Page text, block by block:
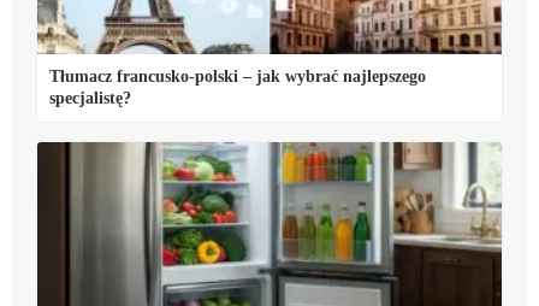
Tłumacz francusko-polski – jak wybrać najlepszego
specjalistę?